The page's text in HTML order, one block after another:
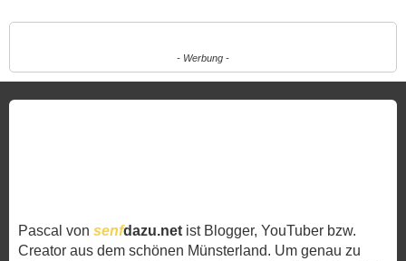
- Werbung -
Pascal von senfdazu.net ist Blogger, YouTuber bzw.
Creator aus dem schönen Münsterland. Um genau zu